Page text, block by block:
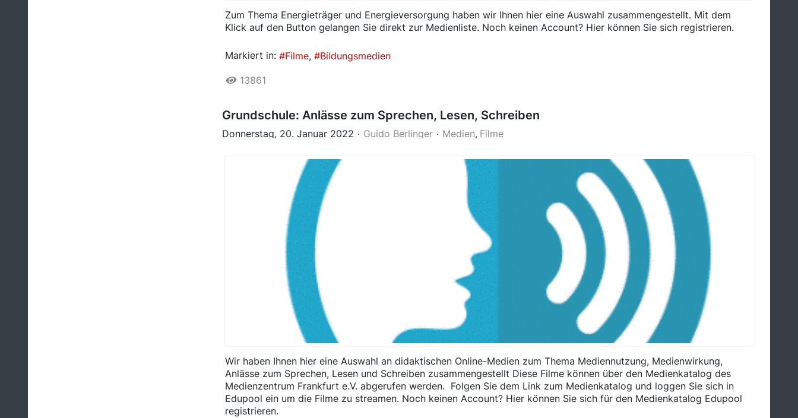
Zum Thema Energieträger und Energieversorgung haben wir Ihnen hier eine Auswahl zusammengestellt. Mit dem
Klick auf den Button gelangen Sie direkt zur Medienliste. Noch keinen Account? Hier können Sie sich registrieren.
Markiert in: Filme Bildungsmedien
13861
Grundschule: Anlässe zum Sprechen, Lesen, Schreiben
Donnerstag, 20. Januar 2022 Guido Berlinger Medien Filme
Wir haben Ihnen hier eine Auswahl an didaktischen Online-Medien zum Thema Mediennutzung, Medienwirkung,
Anlässe zum Sprechen, Lesen und Schreiben zusammengestellt Diese Filme können über den Medienkatalog des
Medienzentrum Frankfurt e.V. abgerufen werden. Folgen Sie dem Link zum Medienkatalog und loggen Sie sich in
Edupool ein um die Filme zu streamen. Noch keinen Account? Hier können Sie sich für den Medienkatalog Edupool
registrieren.